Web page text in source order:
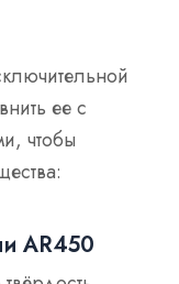
ее с
чтобы
AR450